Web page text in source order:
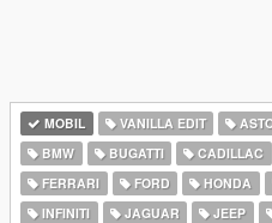
MOBIL VANILLA EDIT
BMW
BUGATTI CADILLAC
FERRARI
FORD HONDA
INFINITI
JAGUAR JEEP